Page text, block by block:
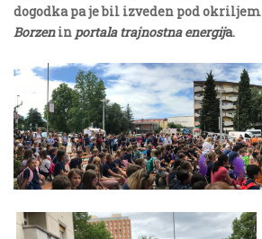
dogodka pa je bil izveden pod okriljem
Borzenin portala trajnostna energija.